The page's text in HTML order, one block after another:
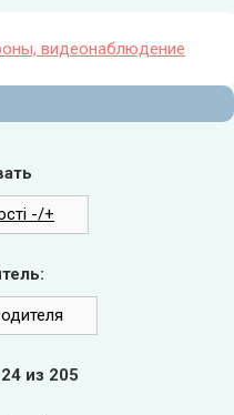
видеонаблюдение
-/+
из 205